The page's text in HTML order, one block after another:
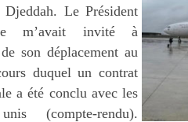
Le Président
m’avait invité à
son déplacement au
duquel un contrat
a été conclu avec les
(compte-rendu).